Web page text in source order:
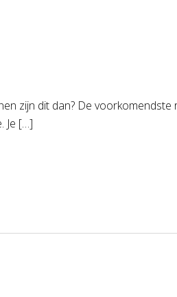
zijn dit dan? De voorkomendste
Je […]